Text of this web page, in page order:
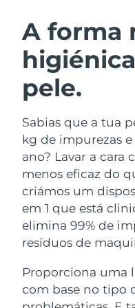
A forma
pele.
Sabias que a tua
kg de impurezas
ano? Lavar a cara
menos eficaz do
criámos um
em 1 que está
elimina 99% de
resíduos de
Proporciona uma
com base no tipo
Limpeza facial
Anti-
Massage,
BEAR™
Hidratação
UFO™
Deep
UFO™ 3
Near-
device
issa™ 4
Hybrid
Smart
TRATAMENTO
FAQ™
Antienvelhecimento
Áustria
Barein
Bélgica
Bermudas
Bósnia e
Herzegovina
Brunei
Bulgária
Chile